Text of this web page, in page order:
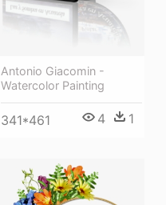
Antonio Giacomin -
Watercolor Painting
341*461 4 1